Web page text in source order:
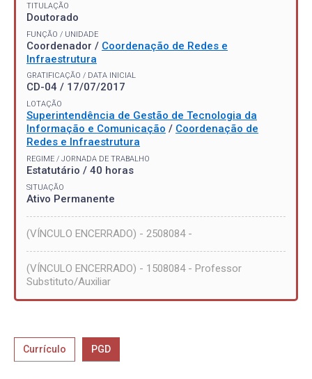
TITULAÇÃO
Doutorado
FUNÇÃO / UNIDADE
Coordenador / Coordenação de Redes e
Infraestrutura
GRATIFICAÇÃO / DATA INICIAL
CD-04 / 17/07/2017
LOTAÇÃO
Superintendência de Gestão de Tecnologia da
Informação e Comunicação / Coordenação de
Redes e Infraestrutura
REGIME / JORNADA DE TRABALHO
Estatutário / 40 horas
SITUAÇÃO
Ativo Permanente
(VÍNCULO ENCERRADO) - 2508084 -
(VÍNCULO ENCERRADO) - 1508084 - Professor
Substituto/Auxiliar
Currículo PGD